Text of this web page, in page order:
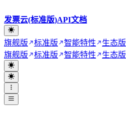
发票云(标准版)API文档
旗舰版 标准版 智能特性
生态版
旗舰版
标准版 智能特性 生态版